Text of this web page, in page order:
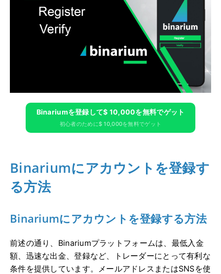
Binariumを登録して$ 10,000を無料でゲット
初心者のために$ 10,000を無料でゲット
Binariumにアカウントを登録す
る方法
Binariumにアカウントを登録する方法
前述の通り、Binariumプラットフォームは、最低入金
額、迅速な出金、登録など、トレーダーにとって有利な
条件を提供しています。メールアドレスまたはSNSを使